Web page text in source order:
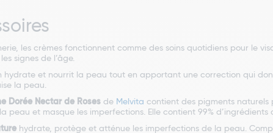
les crèmes fonctionnent comme des soins quotidiens pour le
signes de l’âge.
hydrate et nourrit la peau tout en apportant une correction qui
la peau.
Dorée Nectar de Roses de Melvita contient des pigments naturels
peau et masque les imperfections. Elle contient 99% d’ingrédients
hydrate, protège et atténue les imperfections de la peau.